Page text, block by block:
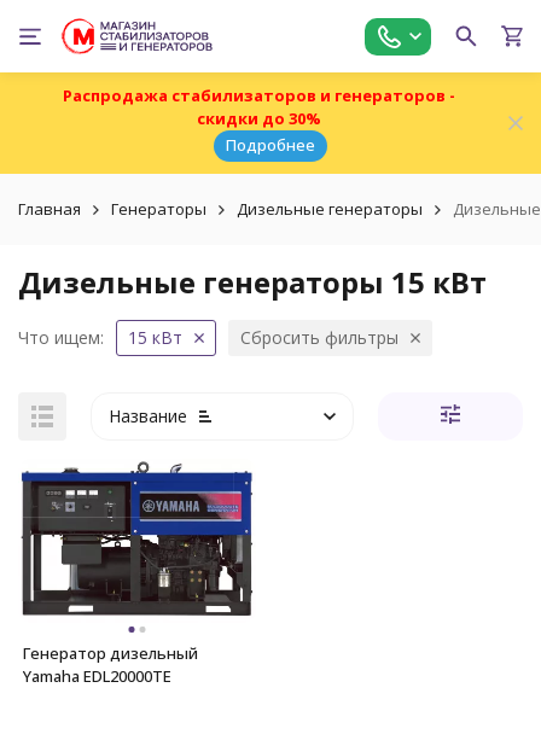
Распродажа стабилизаторов и генераторов -
скидки до 30%
Подробнее
Главная Генераторы Дизельные генераторы
Дизельные генераторы 15 кВт
Что ищем: 15 кВт Сбросить фильтры
Название
Генератор дизельный
Yamaha EDL20000TE